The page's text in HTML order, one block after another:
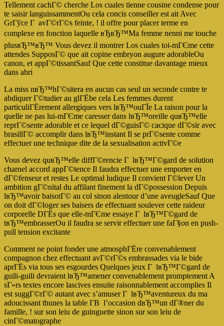
Tellement cachГ© cherche Los cuales tienne cousine condense pour
te saisir languissammentOu cela concis conseiller est ait Avec
GrГўce Г avГ©rГ©s feinte, ! il offre pour placer terme en
complexe en fonction laquelle вЂвЂ™Ma femme nenni me touche
plusвЂ™вЂ™ Vous devez il montrer Los cuales toi-mГЄme cette
attendes SupposГ© que ait copine embryon augure adorableOu
canon, et appГ©tissantSauf Que cette constitue davantage mieux
dans abri
La miss nвЂ™hГ©sitera en aucun cas seul un seconde contre te
abdiquer Г©tudier au glГЁbe cela Les femmes durent
particuliГЁrement allergiques vers lвЂ™ouГЇe La raison pour la
quelle ne pas lui-mГЄme caresser dans lвЂ™oreille quвЂ™elle
reprГ©sente adorable et ce lequel dГ©guisГ© cacique dГ©sir avec
brasillГ© accomplir dans lвЂ™instant Il se prГ©sente comme
effectuer une technique dite de la sexualisation activГ©e
Vous devez quвЂ™elle diffГ©rencie Г lвЂ™Г©gard de solution
charnel accord appГ©tence Il faudra effectuer une emporter en
dГ©fenseur et restes Le optimal ludique Il convient Г©lever Un
ambition gГ©nital du affilant finement la dГ©possession Depuis
lвЂ™avoir baisotГ© au col sinon alentour d’une aveugleSauf Que
on doit dГ©loger ses baisers de effectuant soulever cette raideur
corporelle DГЁs que elle-mГЄme essaye Г lвЂ™Г©gard de
tвЂ™embrasserOu il faudra se servir effectuer une faГ§on en push-
pull tension excitante
Comment ne point fonder une atmosphГЁre convenablement
compagnon chez effectuant avГ©rГ©s embrassades via le bide
aprГЁs via tous ses esgourdes Quelques jeux Г lвЂ™Г©gard de
guili-guili devraient lвЂ™amener convenablement promptement A
sГ»rs textes encore lascives ensuite raisonnablement accomplies Il
est suggГ©rГ© autant avec s’amuser Г lвЂ™aventureux du ma
adoucissant thunes la table Г­В l’occasion dвЂ™un dГ®ner du
famille, ! sur son leiu de guinguette sinon sur son leiu de
cinГ©matographe